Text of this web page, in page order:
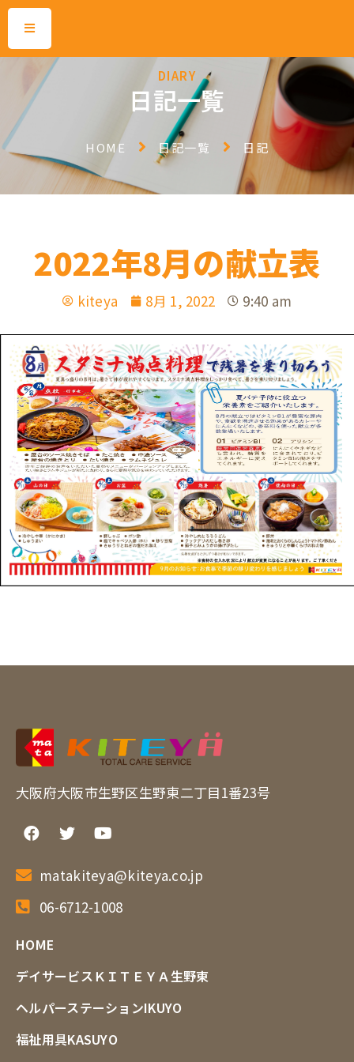
DIARY
日記一覧
HOME 日記一覧 日記
2022年8月の献立表
kiteya 8月 1, 2022 9:40 am
大阪府大阪市生野区生野東二丁目1番23号
matakiteya@kiteya.co.jp
06-6712-1008
HOME
デイサービスＫＩＴＥＹＡ生野東
ヘルパーステーションIKUYO
福祉用具KASUYO